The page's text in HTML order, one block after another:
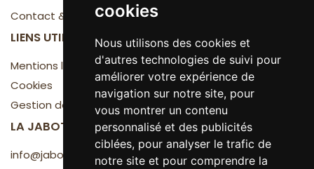
cookies
Nous utilisons des cookies et
d'autres technologies de suivi pour
améliorer votre expérience de
navigation sur notre site, pour
vous montrer un contenu
personnalisé et des publicités
ciblées, pour analyser le trafic de
notre site et pour comprendre la
Contact & Accès
LIENS UTILES
Mentions légales
Cookies
Gestion des cookies
LA JABOTTE
info@jabotte.com